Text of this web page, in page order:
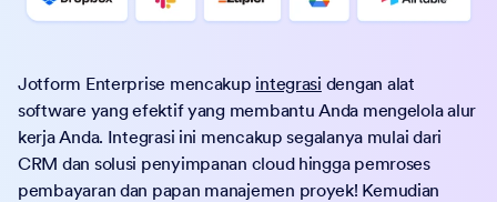
Jotform Enterprise mencakup integrasi dengan alat
software yang efektif yang membantu Anda mengelola alur
kerja Anda. Integrasi ini mencakup segalanya mulai dari
CRM dan solusi penyimpanan cloud hingga pemroses
pembayaran dan papan manajemen proyek! Kemudian